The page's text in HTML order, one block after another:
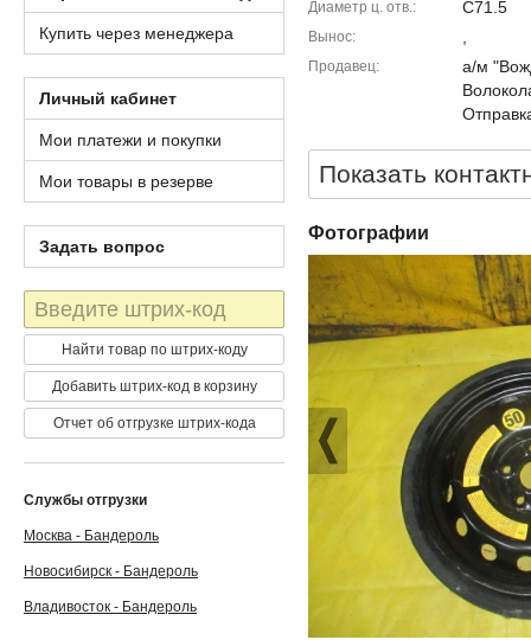
Диаметр ц. отв. C71.5
Вынос
Продавец
а/м
Показать
Фотографии
Купить через менеджера
Личный кабинет
Мои платежи и покупки
Мои товары в резерве
Задать вопрос
Штрих-
код
Найти товар по штрих-коду
Добавить штрих-код в корзину
Отчет об отгрузке штрих-кода
Службы отгрузки
Москва - Бандероль
Новосибирск - Бандероль
Владивосток - Бандероль